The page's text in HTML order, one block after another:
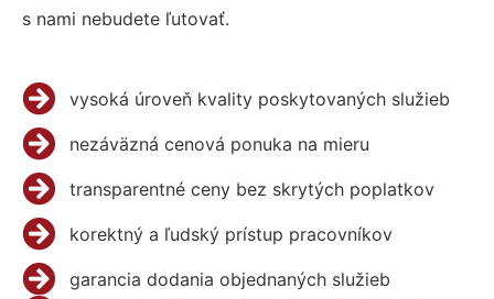
s nami nebudete ľutovať.
vysoká úroveň kvality poskytovaných služieb
nezáväzná cenová ponuka na mieru
transparentné ceny bez skrytých poplatkov
korektný a ľudský prístup pracovníkov
garancia dodania objednaných služieb